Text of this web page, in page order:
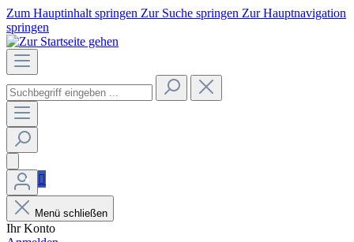
Zum Hauptinhalt springen Zur Suche springen Zur Hauptnavigation
springen
Menü schließen
Ihr Konto